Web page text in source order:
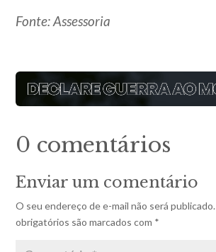
Fonte: Assessoria
0 comentários
Enviar um comentário
O seu endereço de e-mail não será publicado.
obrigatórios são marcados com *